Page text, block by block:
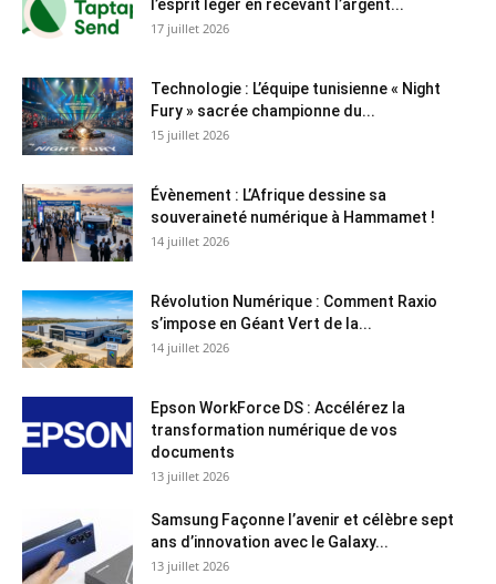
l’esprit léger en recevant l’argent...
17 juillet 2026
Technologie : L’équipe tunisienne « Night
Fury » sacrée championne du...
15 juillet 2026
Évènement : L’Afrique dessine sa
souveraineté numérique à Hammamet !
14 juillet 2026
Révolution Numérique : Comment Raxio
s’impose en Géant Vert de la...
14 juillet 2026
Epson WorkForce DS : Accélérez la
transformation numérique de vos
documents
13 juillet 2026
Samsung Façonne l’avenir et célèbre sept
ans d’innovation avec le Galaxy...
13 juillet 2026